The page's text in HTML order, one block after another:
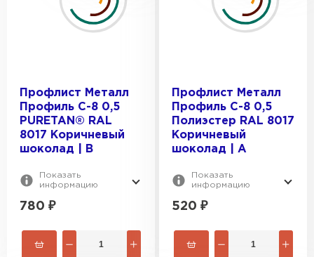
Профлист Металл
Профиль С-8 0,5
PURETAN® RAL
8017 Коричневый
шоколад | B
Показать
информацию
780 ₽
Профлист Металл
Профиль С-8 0,5
Полиэстер RAL 8017
Коричневый
шоколад | A
Показать
информацию
520 ₽
Керамическая черепица